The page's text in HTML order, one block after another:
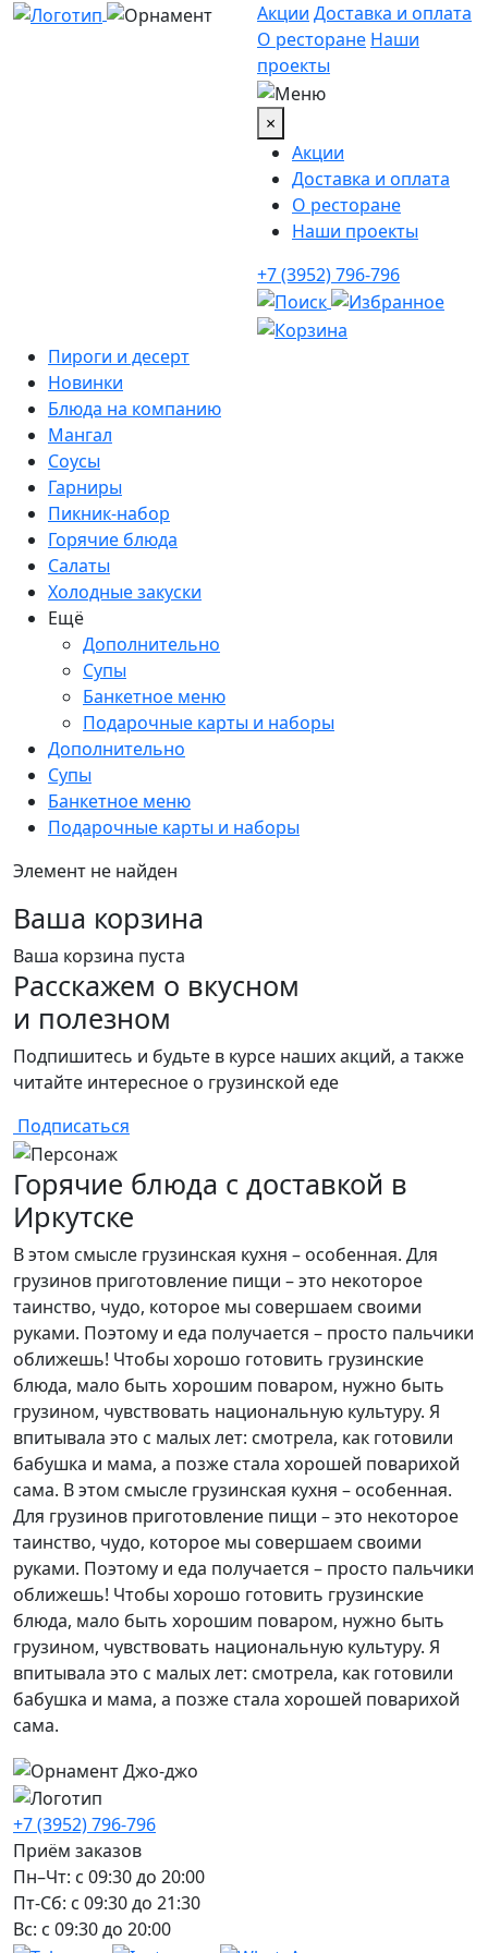
Акции Доставка и оплата
О ресторане Наши
проекты
×
Акции
Доставка и оплата
О ресторане
Наши проекты
+7 (3952) 796-796
Пироги и десерт
Новинки
Блюда на компанию
Мангал
Соусы
Гарниры
Пикник-набор
Горячие блюда
Салаты
Холодные закуски
Ещё
Дополнительно
Супы
Банкетное меню
Подарочные карты и наборы
Дополнительно
Супы
Банкетное меню
Подарочные карты и наборы
Элемент не найден
Ваша корзина
Ваша корзина пуста
Расскажем о вкусном
и полезном
Подпишитесь и будьте в курсе наших акций, а также
читайте интересное о грузинской еде
Подписаться
Горячие блюда с доставкой в
Иркутске
В этом смысле грузинская кухня – особенная. Для
грузинов приготовление пищи – это некоторое
таинство, чудо, которое мы совершаем своими
руками. Поэтому и еда получается – просто пальчики
оближешь! Чтобы хорошо готовить грузинские
блюда, мало быть хорошим поваром, нужно быть
грузином, чувствовать национальную культуру. Я
впитывала это с малых лет: смотрела, как готовили
бабушка и мама, а позже стала хорошей поварихой
сама. В этом смысле грузинская кухня – особенная.
Для грузинов приготовление пищи – это некоторое
таинство, чудо, которое мы совершаем своими
руками. Поэтому и еда получается – просто пальчики
оближешь! Чтобы хорошо готовить грузинские
блюда, мало быть хорошим поваром, нужно быть
грузином, чувствовать национальную культуру. Я
впитывала это с малых лет: смотрела, как готовили
бабушка и мама, а позже стала хорошей поварихой
сама.
+7 (3952) 796-796
Приём заказов
Пн–Чт: с 09:30 до 20:00
Пт-Сб: с 09:30 до 21:30
Вс: с 09:30 до 20:00